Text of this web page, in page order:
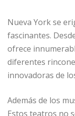
Nueva York se
fascinantes.
ofrece
diferentes
innovadoras de
Además de los
Estos teatros no